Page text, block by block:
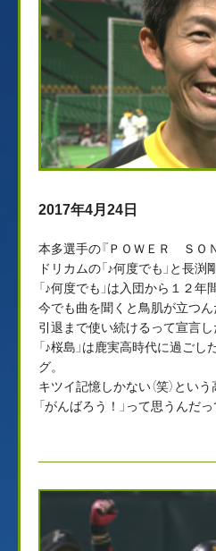
2017年4月24日
本多選手の『ＰＯＷＥＲ ＳＯ
ドリカムの「♪何度でも」と長渕剛
「♪何度でも」は入団から１２
今でも曲を聞くと鳥肌が立つん
引退まで使い続けるって宣言し
「♪桜島」は鹿実高時代に過ご
グ。
キツイ記憶しかない（笑）とい
「がんばろう！」って思うんだっ